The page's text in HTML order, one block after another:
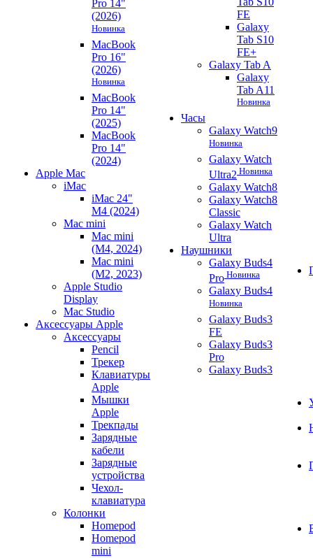
Pro 14"
(2026)
Новинка
MacBook
Pro 16"
(2026)
Новинка
MacBook
Pro 14"
(2025)
MacBook
Pro 14"
(2024)
Apple Mac
iMac
iMac 24"
M4 (2024)
Mac mini
Mac mini
(M4, 2024)
Mac mini
(M2, 2023)
Apple Studio
Display
Mac Studio
Аксессуары Apple
Аксессуары
Pencil
Трекер
Клавиатуры
Apple
Мышки
Apple
Трекпады
Зарядные
кабели
Зарядные
устройства
Чехол-
клавиатура
Колонки
Homepod
Homepod
mini
FE
Galaxy
Tab S10
FE+
Galaxy Tab A
Galaxy
Tab A11
Новинка
Часы
Galaxy Watch9
Новинка
Galaxy Watch
Ultra2 Новинка
Galaxy Watch8
Galaxy Watch8
Classic
Galaxy Watch
Ultra
Наушники
Galaxy Buds4
Pro Новинка
Galaxy Buds4
Новинка
Galaxy Buds3
FE
Galaxy Buds3
Pro
Galaxy Buds3